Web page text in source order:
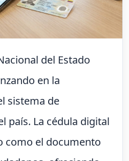
del Estado
en la
sistema de
país. La cédula digital
como el documento